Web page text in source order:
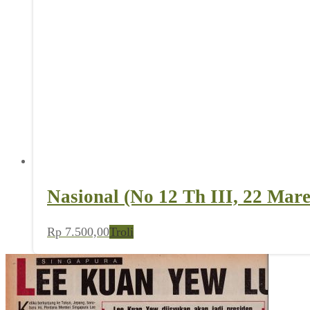
Nasional (No 12 Th III, 22
Rp 7.500,00Troli